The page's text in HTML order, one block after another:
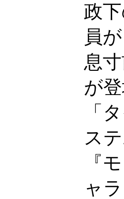
政
員
息
が
「
ス
『
ャ